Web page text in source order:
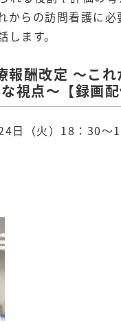
からの訪問看護に
ます。
報酬改定 ～これ
視点～【録画配
日（火）18：30～